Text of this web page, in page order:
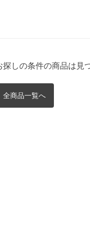
探しの条件の商品は見
全商品一覧へ